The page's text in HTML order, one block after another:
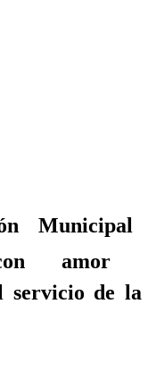
amor
servicio de la